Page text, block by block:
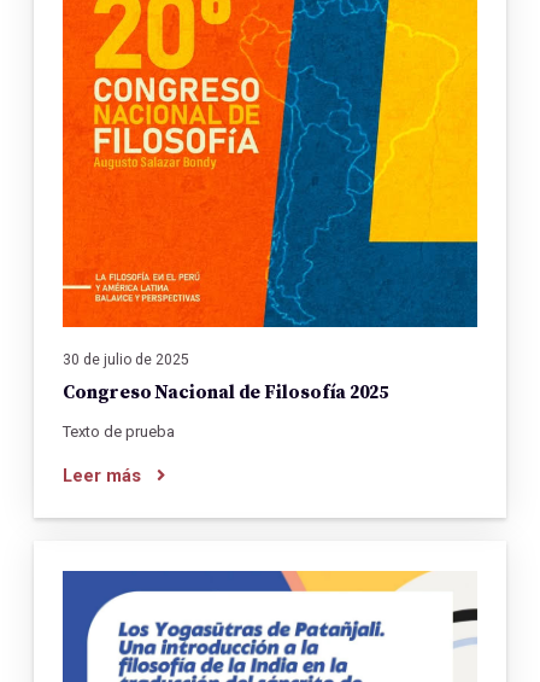
30 de julio de 2025
Congreso Nacional de Filosofía 2025
Texto de prueba
Leer más